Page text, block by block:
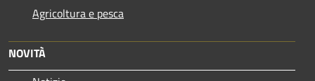
Agricoltura e pesca
NOVITÀ